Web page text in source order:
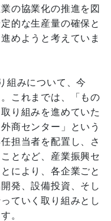
の協業化の推進を図
的な生産量の確保と
めようと考えていま
組みについて、今
これまでは、「もの
り組みを進めていた
商センター」という
担当者を配置し、さ
となど、産業振興セ
により、各企業ごと
発、設備投資、そし
ていく取り組みとし
。